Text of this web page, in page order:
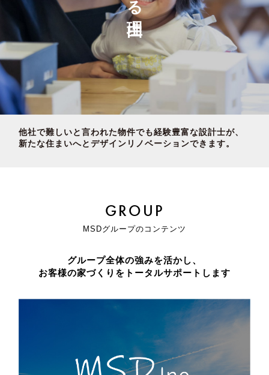
他社で難しいと言われた物件でも経験豊富な設計士が、
新たな住まいへとデザインリノベーションできます。
GROUP
MSDグループのコンテンツ
グループ全体の強みを活かし、
お客様の家づくりをトータルサポートします